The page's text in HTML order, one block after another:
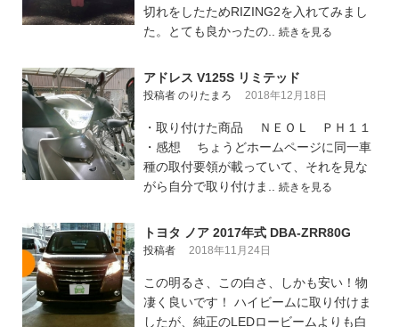
切れをしたためRIZING2を入れてみまし
た。とても良かったの.. 続きを見る
アドレス V125S リミテッド
投稿者 のりたまろ 2018年12月18日
・取り付けた商品 ＮＥＯＬ ＰＨ１１
・感想 ちょうどホームページに同一車
種の取付要領が載っていて、それを見な
がら自分で取り付けま.. 続きを見る
トヨタ ノア 2017年式 DBA-ZRR80G
投稿者 2018年11月24日
この明るさ、この白さ、しかも安い！物
凄く良いです！ ハイビームに取り付けま
したが、純正のLEDロービームよりも白